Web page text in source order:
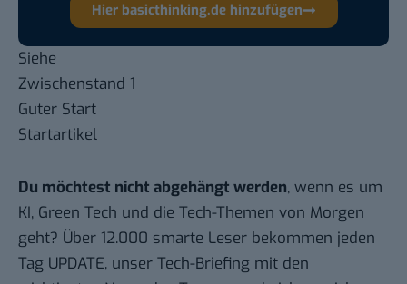
Hier basicthinking.de hinzufügen
Siehe
Zwischenstand 1
Guter Start
Startartikel
Du möchtest nicht abgehängt werden, wenn es um
KI, Green Tech und die Tech-Themen von Morgen
geht? Über 12.000 smarte Leser bekommen jeden
Tag UPDATE, unser Tech-Briefing mit den